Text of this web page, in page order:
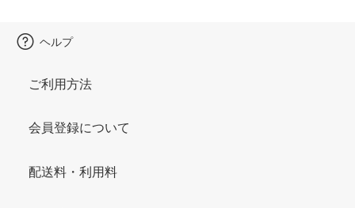
ヘルプ
ご利用方法
会員登録について
配送料・利用料